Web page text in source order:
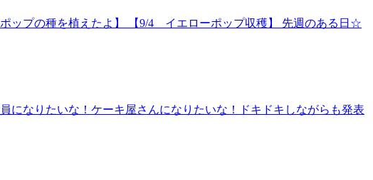
ップの種を植えたよ】 【9/4 イエローポップ収穫】 先週のある日☆
になりたいな！ケーキ屋さんになりたいな！ドキドキしながらも発表